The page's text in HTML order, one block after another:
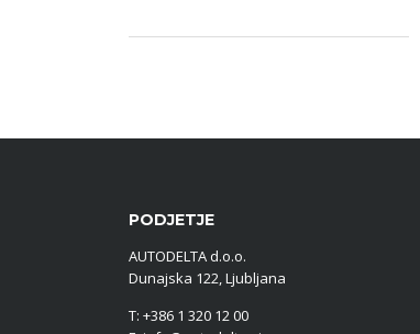
PODJETJE
AUTODELTA d.o.o.
Dunajska 122, Ljubljana
T: +386 1 320 12 00